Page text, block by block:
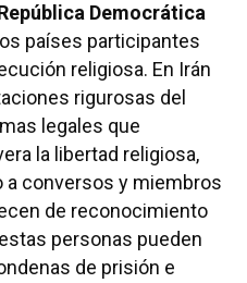
Democrática
países participantes
religiosa. En Irán
rigurosas del
legales que
la libertad religiosa,
conversos y miembros
de reconocimiento
personas pueden
de prisión e